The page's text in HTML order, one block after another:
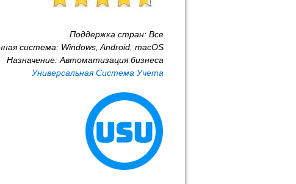
Поддержка стран: Все
система: Windows, Android, macOS
Назначение: Автоматизация бизнеса
Универсальная Система Учета